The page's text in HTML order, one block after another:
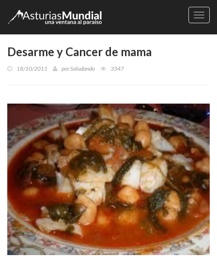
Desarme y Cancer de mama
18/10/2011 porSaludando 3347